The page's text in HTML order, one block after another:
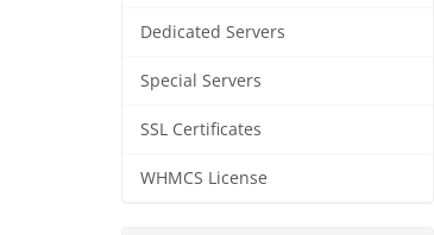
Dedicated Servers
Special Servers
SSL Certificates
WHMCS License